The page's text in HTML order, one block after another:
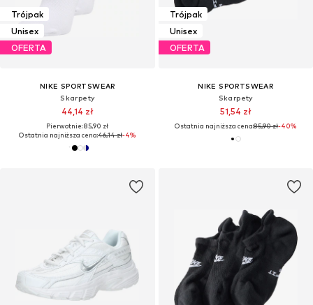
Trójpak
Unisex
OFERTA
NIKE SPORTSWEAR
Skarpety
44,14 zł
Pierwotnie: 85,90 zł
Ostatnia najniższa cena:46,14 zł-4%
Trójpak
Unisex
OFERTA
NIKE SPORTSWEAR
Skarpety
51,54 zł
Ostatnia najniższa cena:85,90 zł-40%